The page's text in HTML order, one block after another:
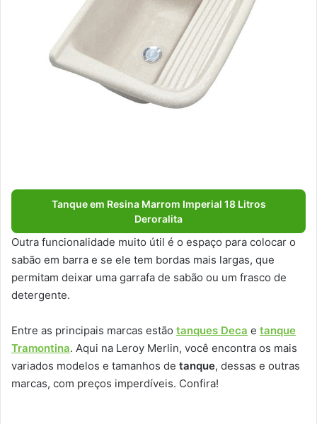
Tanque em Resina Marrom Imperial 18 Litros
Deroralita
Outra funcionalidade muito útil é o espaço para colocar o
sabão em barra e se ele tem bordas mais largas, que
permitam deixar uma garrafa de sabão ou um frasco de
detergente.
Entre as principais marcas estão tanques Deca e tanque
Tramontina. Aqui na Leroy Merlin, você encontra os mais
variados modelos e tamanhos de tanque, dessas e outras
marcas, com preços imperdíveis. Confira!